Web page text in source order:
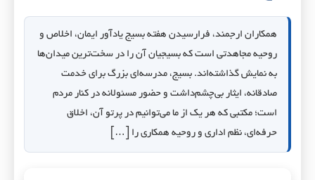
همکاران ارجمند، فرارسیدن هفته بسیج یادآور ایمان، اخلاص و
روحیه مجاهدتی است که بسیجیان آن را در سخت‌ترین میدان‌ها
به نمایش گذاشته‌اند. بسیج، مدرسه‌ای بزرگ برای خدمت
صادقانه، ایثار بی‌چشم‌داشت و حضور مسئولانه در کنار مردم
است؛ مکتبی که هر یک از ما می‌توانیم در پرتو آن، اخلاق
حرفه‌ای، نظم اداری و روحیه همکاری را […]